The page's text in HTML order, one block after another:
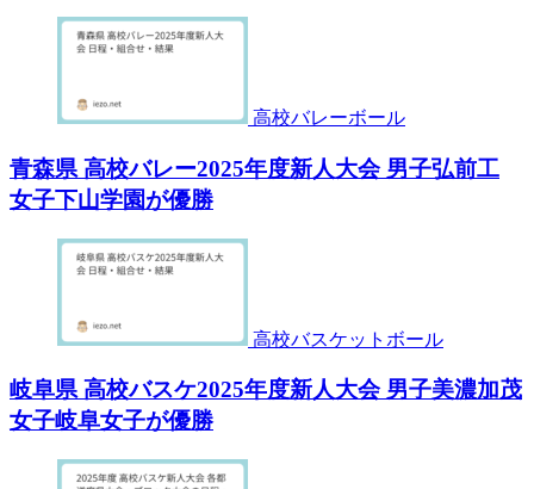
高校バレーボール
青森県 高校バレー2025年度新人大会 男子弘前工
女子下山学園が優勝
高校バスケットボール
岐阜県 高校バスケ2025年度新人大会 男子美濃加茂
女子岐阜女子が優勝